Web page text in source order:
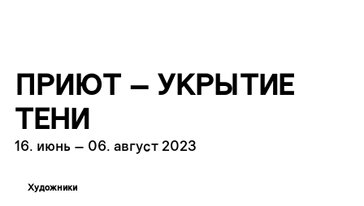
ПРИЮТ – УКРЫТИЕ
ТЕНИ
16. июнь – 06. август 2023
Художники